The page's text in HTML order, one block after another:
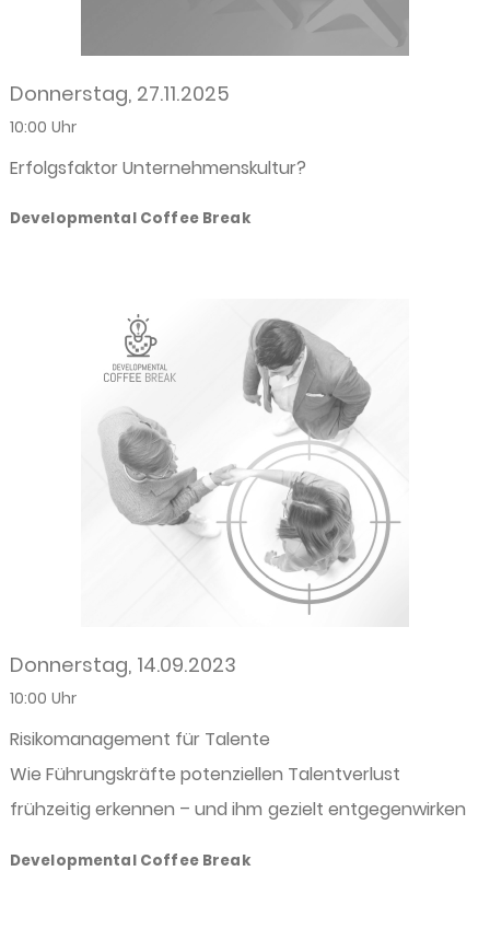
Donnerstag, 27.11.2025
10:00 Uhr
Erfolgsfaktor Unternehmenskultur?
Developmental Coffee Break
Donnerstag, 14.09.2023
10:00 Uhr
Risikomanagement für Talente
Wie Führungskräfte potenziellen Talentverlust
frühzeitig erkennen – und ihm gezielt entgegenwirken
Developmental Coffee Break